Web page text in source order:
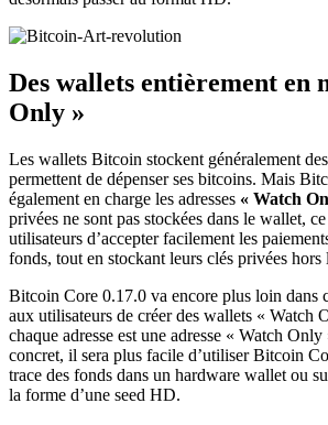
Des wallets entièrement en
Only »
Les wallets Bitcoin stockent généralement
permettent de dépenser ses bitcoins. Mais
également en charge les adresses « Watch
privées ne sont pas stockées dans le wallet,
utilisateurs d’accepter facilement les
fonds, tout en stockant leurs clés privées
Bitcoin Core 0.17.0 va encore plus loin dans
aux utilisateurs de créer des wallets « Watch
chaque adresse est une adresse « Watch
concret, il sera plus facile d’utiliser Bitcoin
trace des fonds dans un hardware wallet ou
la forme d’une seed HD.